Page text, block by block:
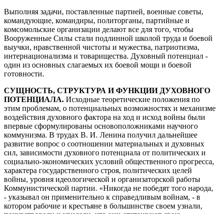
Выполняя задачи, поставленные партией, военные советы,
командующие, командиры, политорганы, партийные и
комсомольские организации делают все для того, чтобы
Вооруженные Силы стали подлинной школой труда и боевой
выучки, нравственной чистоты и мужества, патриотизма,
интернационализма и товарищества. Духовный потенциал -
один из основных слагаемых их боевой мощи и боевой
готовности.
СУЩНОСТЬ, СТРУКТУРА И ФУНКЦИИ ДУХОВНОГО
ПОТЕНЦИАЛА. Исходные теоретические положения по
этим проблемам, о потенциальных возможностях и механизме
воздействия духовного фактора на ход и исход войны были
впервые сформулированы основоположниками научного
коммунизма. В трудах В. И. Ленина получил дальнейшее
развитие вопрос о соотношении материальных и духовных
сил, зависимости духовного потенциала от политических и
социально-экономических условий общественного прогресса,
характера государственного строя, политических целей
войны, уровня идеологической и организаторской работы
Коммунистической партии. «Никогда не победят того народа,
- указывал он применительно к справедливым войнам, - в
котором рабочие и крестьяне в большинстве своем узнали,